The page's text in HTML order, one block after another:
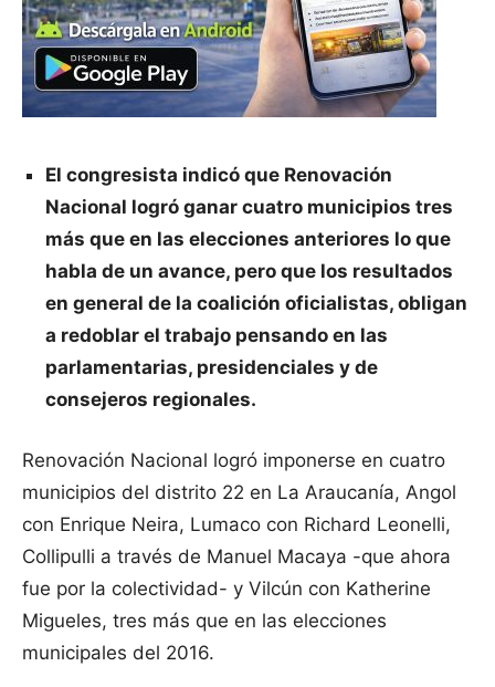
El congresista indicó que Renovación
Nacional logró ganar cuatro municipios tres
más que en las elecciones anteriores lo que
habla de un avance, pero que los resultados
en general de la coalición oficialistas, obligan
a redoblar el trabajo pensando en las
parlamentarias, presidenciales y de
consejeros regionales.
Renovación Nacional logró imponerse en cuatro
municipios del distrito 22 en La Araucanía, Angol
con Enrique Neira, Lumaco con Richard Leonelli,
Collipulli a través de Manuel Macaya -que ahora
fue por la colectividad- y Vilcún con Katherine
Migueles, tres más que en las elecciones
municipales del 2016.